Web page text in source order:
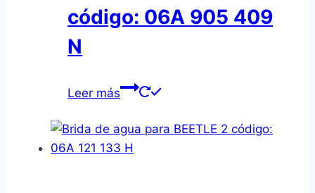
código: 06A 905 409
N
Leer más